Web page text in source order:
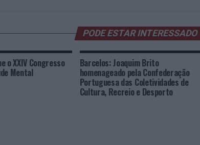
PODE ESTAR INTERESSADO
o XXIV Congresso
Mental
Barcelos: Joaquim Brito
homenageado pela Confederação
Portuguesa das Coletividades de
Cultura, Recreio e Desporto